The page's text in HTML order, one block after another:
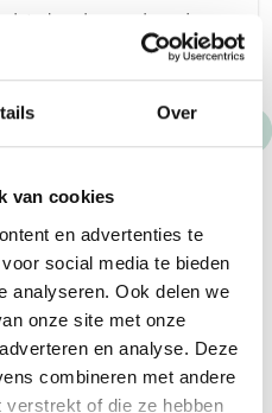
Over
van cookies
en advertenties te
social media te bieden
analyseren. Ook delen we
onze site met onze
en analyse. Deze
combineren met andere
verstrekt of die ze hebben
doorlopen kun je
van zaken
en je
kennis van wet- en